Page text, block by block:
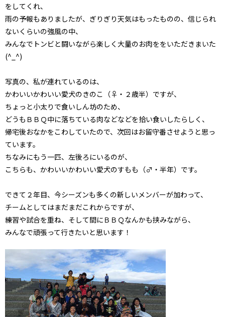
をしてくれ、
雨の予報もありましたが、ぎりぎり天気はもったものの、信じられ
ないくらいの強風の中、
みんなでトンビと闘いながら楽しく大量のお肉ををいただきまいた
(^_^)
写真の、私が連れているのは、
かわいいかわいい愛犬のきのこ（♀・２歳半）ですが、
ちょっと小太りで食いしん坊のため、
どうもＢＢＱ中に落ちている肉などなどを拾い食いしたらしく、
帰宅後おなかをこわしていたので、次回はお留守番させようと思っ
ています。
ちなみにもう一匹、左後ろにいるのが、
こちらも、かわいいかわいい愛犬のすもも（♂・半年）です。
できて２年目、今シーズンも多くの新しいメンバーが加わって、
チームとしてはまだまだこれからですが、
練習や試合を重ね、そして間にＢＢＱなんかも挟みながら、
みんなで頑張って行きたいと思います！